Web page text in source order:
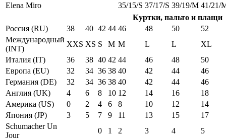
Elena Miro
35/15/S 37/17/S 39/19/M 41/21/
Куртки, пальто и плащи
Россия (RU)
38 40 42 44 46 48 50
52
Международный
(INT)
XXS XS S M M L L
XL
Италия (IT)
36 38 40 42 44 46 48
50
Европа (EU)
32 34 36 38 40 42 44
46
Германия (DE)
32 34 36 38 40 42 44
46
Англия (UK)
4 6 8 10 12 14 16
18
Америка (US)
0 2 4 6 8 10 12
14
Япония (JP)
3 5 7 9 11 13 15
17
Schumacher Un
Jour
0 1 2 3 4
5